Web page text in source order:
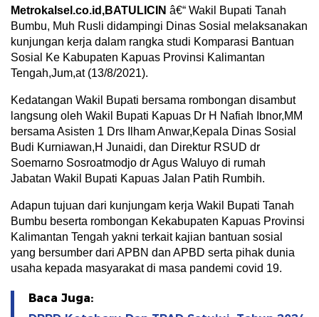
Metrokalsel.co.id,BATULICIN â€“ Wakil Bupati Tanah
Bumbu, Muh Rusli didampingi Dinas Sosial melaksanakan
kunjungan kerja dalam rangka studi Komparasi Bantuan
Sosial Ke Kabupaten Kapuas Provinsi Kalimantan
Tengah,Jum,at (13/8/2021).
Kedatangan Wakil Bupati bersama rombongan disambut
langsung oleh Wakil Bupati Kapuas Dr H Nafiah Ibnor,MM
bersama Asisten 1 Drs Ilham Anwar,Kepala Dinas Sosial
Budi Kurniawan,H Junaidi, dan Direktur RSUD dr
Soemarno Sosroatmodjo dr Agus Waluyo di rumah
Jabatan Wakil Bupati Kapuas Jalan Patih Rumbih.
Adapun tujuan dari kunjungam kerja Wakil Bupati Tanah
Bumbu beserta rombongan Kekabupaten Kapuas Provinsi
Kalimantan Tengah yakni terkait kajian bantuan sosial
yang bersumber dari APBN dan APBD serta pihak dunia
usaha kepada masyarakat di masa pandemi covid 19.
Baca Juga: